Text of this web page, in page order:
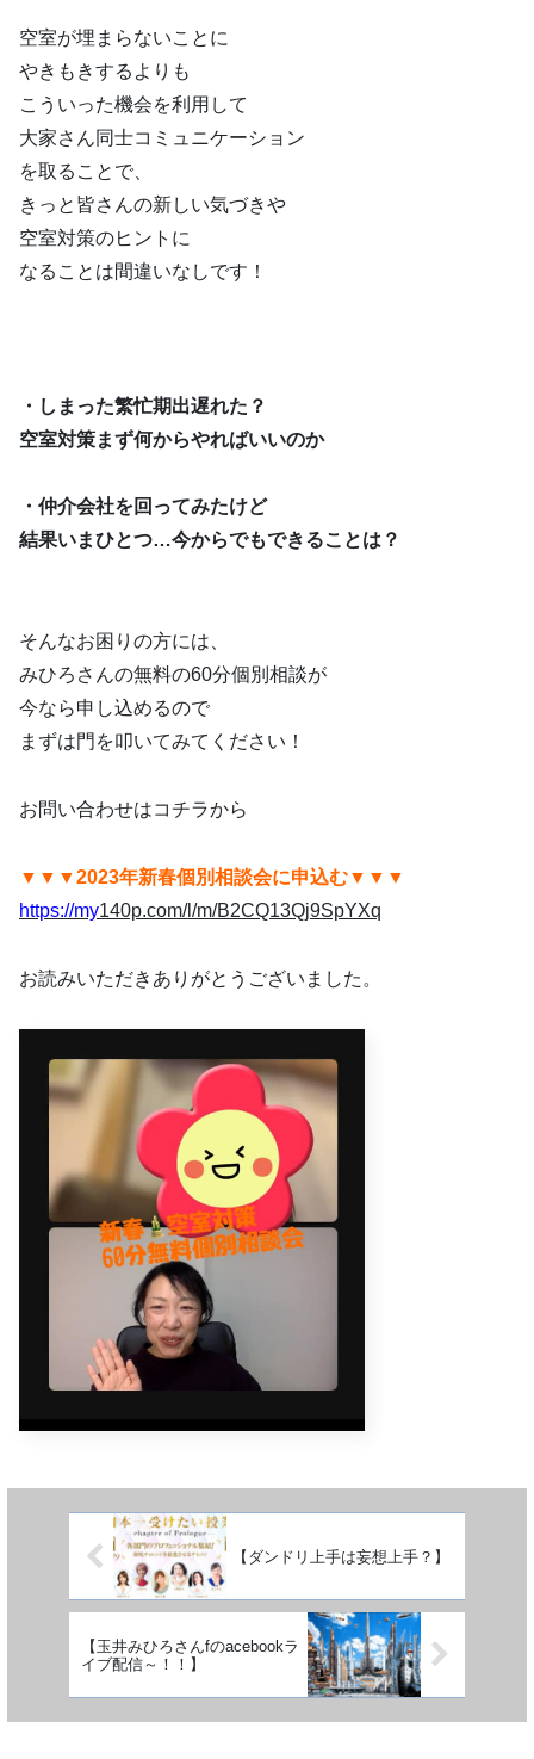
空室が埋まらないことに
やきもきするよりも
こういった機会を利用して
大家さん同士コミュニケーション
を取ることで、
きっと皆さんの新しい気づきや
空室対策のヒントに
なることは間違いなしです！
・しまった繁忙期出遅れた？
空室対策まず何からやればいいのか
・仲介会社を回ってみたけど
結果いまひとつ…今からでもできることは？
そんなお困りの方には、
みひろさんの無料の60分個別相談が
今なら申し込めるので
まずは門を叩いてみてください！
お問い合わせはコチラから
▼▼▼2023年新春個別相談会に申込む▼▼▼
https://my140p.com/l/m/B2CQ13Qj9SpYXq
お読みいただきありがとうございました。
【ダンドリ上手は妄想上手？】
【玉井みひろさんfのacebookラ
イブ配信～！！】